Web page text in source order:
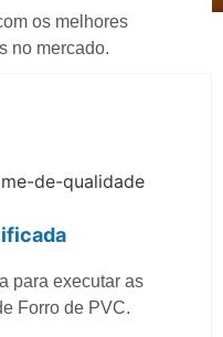
os melhores
no mercado.
para executar as
Forro de PVC.